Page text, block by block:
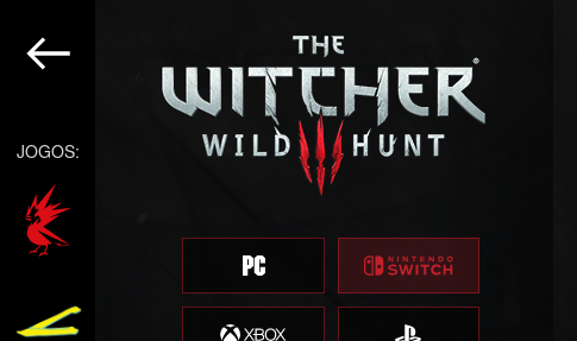
JOGOS: